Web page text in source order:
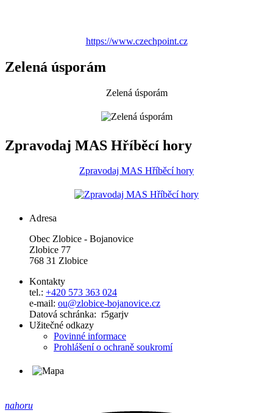
https://www.czechpoint.cz
Zelená úsporám
Zelená úsporám
Zpravodaj MAS Hříběcí hory
Zpravodaj MAS Hříběcí hory
Adresa
Obec Zlobice - Bojanovice
Zlobice 77
768 31 Zlobice
Kontakty
tel.: +420 573 363 024
e-mail: ou@zlobice-bojanovice.cz
Datová schránka: r5garjv
Užitečné odkazy
Povinné informace
Prohlášení o ochraně soukromí
nahoru